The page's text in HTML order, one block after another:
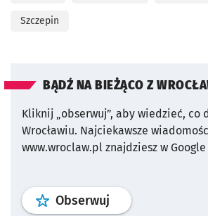
Szczepin
BĄDŹ NA BIEŻĄCO Z
Kliknij „obserwuj”, aby wiedzieć, co
Wrocławiu. Najciekawsze
www.wroclaw.pl znajdziesz w Google
Obserwuj profil